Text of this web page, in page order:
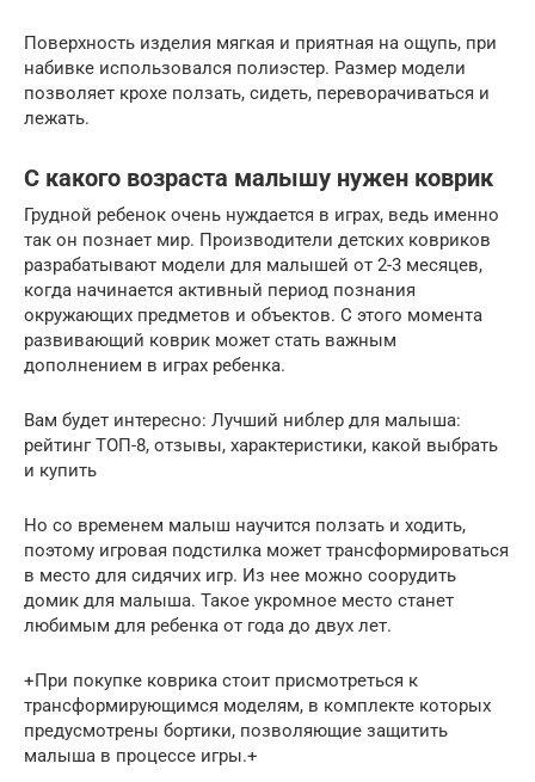
Поверхность изделия мягкая и приятная на ощупь, при
набивке использовался полиэстер. Размер модели
позволяет крохе ползать, сидеть, переворачиваться и
лежать.
С какого возраста малышу нужен коврик
Грудной ребенок очень нуждается в играх, ведь именно
так он познает мир. Производители детских ковриков
разрабатывают модели для малышей от 2-3 месяцев,
когда начинается активный период познания
окружающих предметов и объектов. С этого момента
развивающий коврик может стать важным
дополнением в играх ребенка.
Вам будет интересно: Лучший ниблер для малыша:
рейтинг ТОП-8, отзывы, характеристики, какой выбрать
и купить
Но со временем малыш научится ползать и ходить,
поэтому игровая подстилка может трансформироваться
в место для сидячих игр. Из нее можно соорудить
домик для малыша. Такое укромное место станет
любимым для ребенка от года до двух лет.
+При покупке коврика стоит присмотреться к
трансформирующимся моделям, в комплекте которых
предусмотрены бортики, позволяющие защитить
малыша в процессе игры.+